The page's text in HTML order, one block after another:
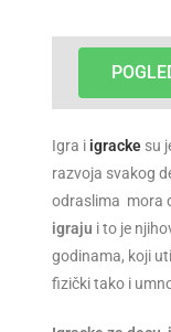
Igra i igracke su
razvoja svakog
odraslima mora
igraju i to je
godinama, koji
fizički tako i